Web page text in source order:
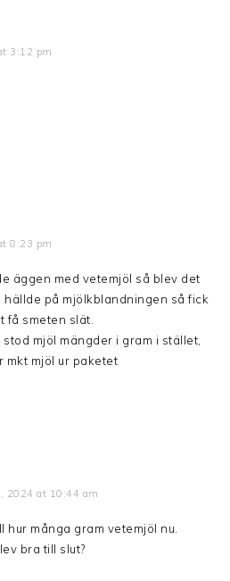
3:12 pm
8:23 pm
äggen med vetemjöl så blev det
på mjölkblandningen så fick
få smeten slät.
mjöl mängder i gram i stället,
mkt mjöl ur paketet
2024 at 10:44 am
hur många gram vetemjöl nu.
bra till slut?